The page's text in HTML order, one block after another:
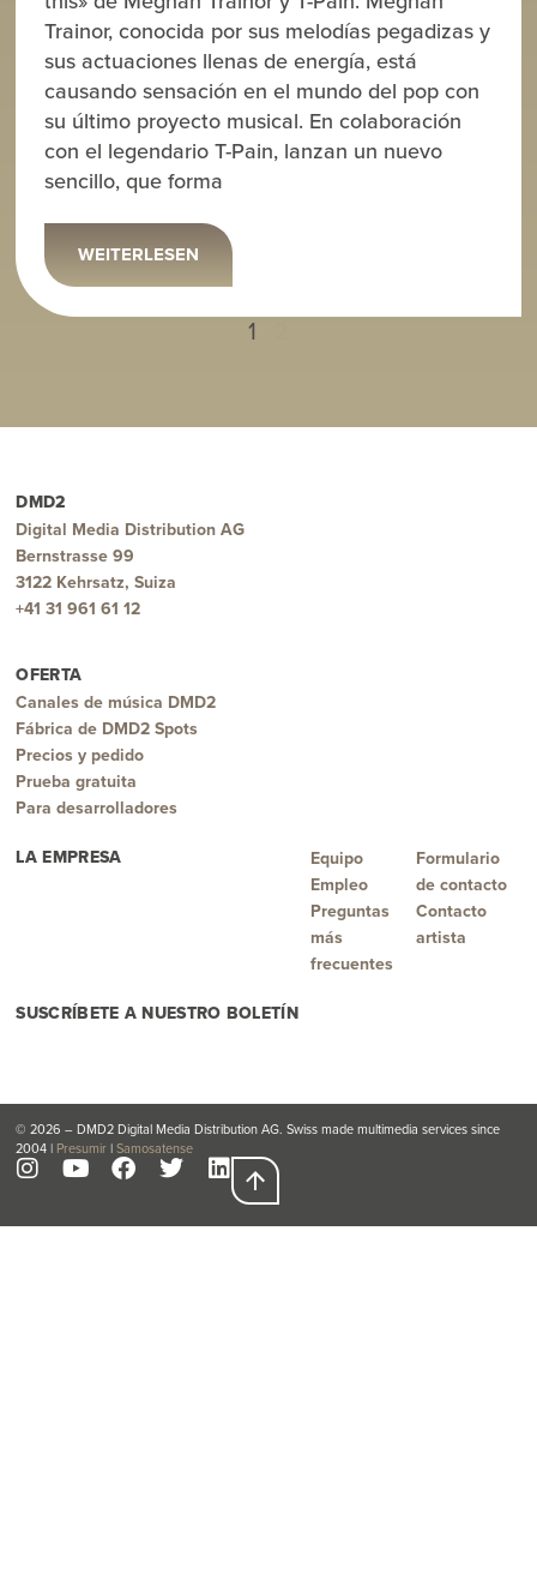
Trainor, conocida por sus melodías pegadizas y
sus actuaciones llenas de energía, está
causando sensación en el mundo del pop con
su último proyecto musical. En colaboración
con el legendario T-Pain, lanzan un nuevo
sencillo, que forma
WEITERLESEN
1
DMD2
Digital Media Distribution AG
Bernstrasse 99
3122 Kehrsatz, Suiza
+41 31 961 61 12
OFERTA
Canales de música DMD2
Fábrica de DMD2 Spots
Precios y pedido
Prueba gratuita
Para desarrolladores
LA EMPRESA
Equipo
Empleo
Preguntas
más
frecuentes
Formulario
de contacto
Contacto
artista
SUSCRÍBETE A NUESTRO BOLETÍN
© 2026 – DMD2 Digital Media Distribution AG. Swiss made multimedia services since
2004 | Presumir|Samosatense